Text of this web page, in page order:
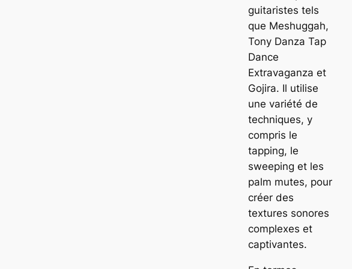
guitaristes tels
que Meshuggah,
Tony Danza Tap
Dance
Extravaganza et
Gojira. Il utilise
une variété de
techniques, y
compris le
tapping, le
sweeping et les
palm mutes, pour
créer des
textures sonores
complexes et
captivantes.